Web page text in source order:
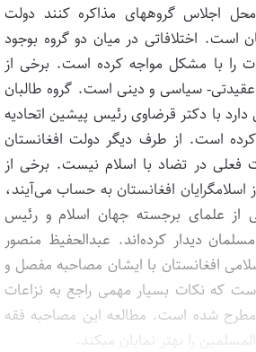
اجلاس گروههای مذاکره کنند دولت
است. اختلافاتی در میان دو گروه بوجود
را با مشکل مواجه کرده است. برخی از
عقیدتی- سیاسی و دینی است. گروه طالبان
با دکتر قرضاوی رئیس پیشین اتحادیه
است. از طرف دیگر دولت افغانستان
در تضاد با اسلام نیست. برخی از
افغانستان به حساب می‌آیند،
از علمای برجسته جهان اسلام و رئیس
دیدار کرده‌اند. عبدالحفیظ منصور
افغانستان با ایشان مصاحبه مفصل و
که نکات بسیار مهمی راجع به نزاعات
شده است. مطالعه این مصاحبه فقه
را بهتر نمایان میکند.